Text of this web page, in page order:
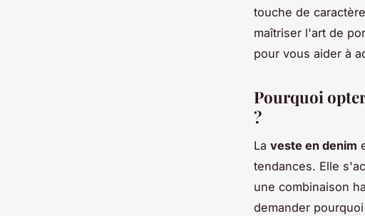
touche de
maîtriser l'art de
pour vous aider à
Pourquoi
?
La veste en denim
tendances. Elle
une combinaison
demander